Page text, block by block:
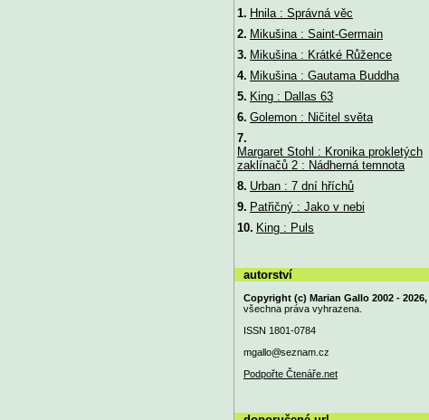
1. Hnila : Správná věc
2. Mikušina : Saint-Germain
3. Mikušina : Krátké Růžence
4. Mikušina : Gautama Buddha
5. King : Dallas 63
6. Golemon : Ničitel světa
7.
Margaret Stohl : Kronika prokletých
zaklínačů 2 : Nádherná temnota
8. Urban : 7 dní hříchů
9. Patřičný : Jako v nebi
10. King : Puls
autorství
Copyright (c) Marian Gallo 2002 - 2026,
všechna práva vyhrazena.
ISSN 1801-0784
mgallo@seznam.cz
Podpořte Čtenáře.net